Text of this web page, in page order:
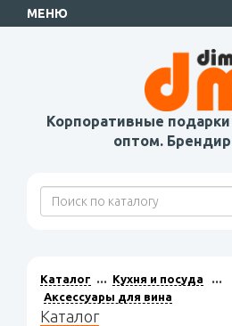
МЕНЮ
Корпоративные
оптом.
Каталог
Кухня и посуда
Аксессуары для вина
Каталог